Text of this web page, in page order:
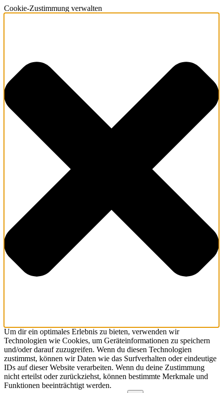
Cookie-Zustimmung verwalten
Um dir ein optimales Erlebnis zu bieten, verwenden wir
Technologien wie Cookies, um Geräteinformationen zu speichern
und/oder darauf zuzugreifen. Wenn du diesen Technologien
zustimmst, können wir Daten wie das Surfverhalten oder eindeutige
IDs auf dieser Website verarbeiten. Wenn du deine Zustimmung
nicht erteilst oder zurückziehst, können bestimmte Merkmale und
Funktionen beeinträchtigt werden.